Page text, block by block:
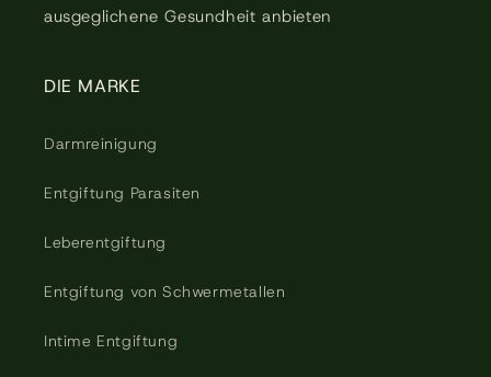
ausgeglichene Gesundheit anbieten
DIE MARKE
Darmreinigung
Entgiftung Parasiten
Leberentgiftung
Entgiftung von Schwermetallen
Intime Entgiftung